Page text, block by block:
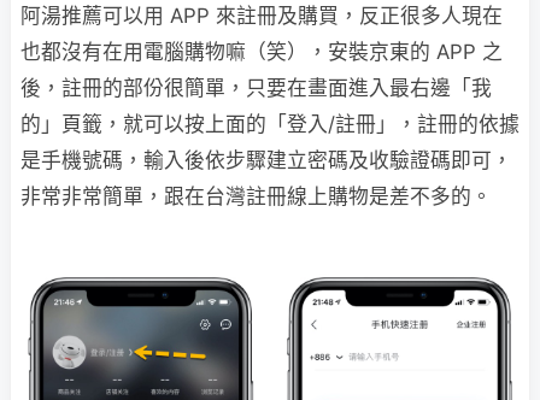
阿湯推薦可以用 APP 來註冊及購買，反正很多人現在
也都沒有在用電腦購物嘛（笑），安裝京東的 APP 之
後，註冊的部份很簡單，只要在畫面進入最右邊「我
的」頁籤，就可以按上面的「登入/註冊」，註冊的依據
是手機號碼，輸入後依步驟建立密碼及收驗證碼即可，
非常非常簡單，跟在台灣註冊線上購物是差不多的。